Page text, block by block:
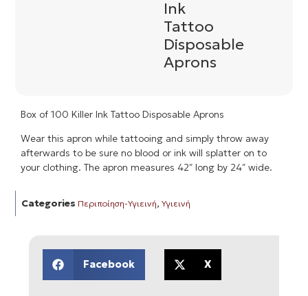
Ink
Tattoo
Disposable
Aprons
Box of 100 Killer Ink Tattoo Disposable Aprons
Wear this apron while tattooing and simply throw away
afterwards to be sure no blood or ink will splatter on to
your clothing. The apron measures 42″ long by 24″ wide.
Categories Περιποίηση-Υγιεινή,Υγιεινή
Facebook X